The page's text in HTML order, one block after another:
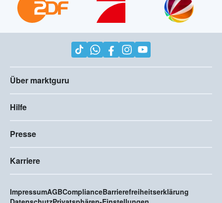
Über marktguru
Hilfe
Presse
Karriere
ImpressumAGBComplianceBarrierefreiheitserklärung